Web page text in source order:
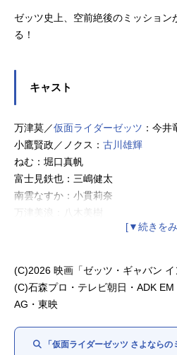
ゼッツ史上、空前絶後のミッショ
る！
キャスト
万津莫／仮面ライダーゼッツ ：今井
小鷹賢政／ノクス： 古川雄輝
ねむ：堀口真帆
富士見鉄也：三嶋健太
南雲なすか：小貫莉奈
万津美浪：八木美樹
シックス：平川結月
玖門宗馬／
仮面ライダー
夢現：曽野
ゼロ：川平慈英
ザ・レディ：美村里江
謎のバイカー：中本悠太
(C)2026 映画「ゼッツ・ギャバン
(C)石森プロ・テレビ朝日・ADK
AG・東映
「仮面ライダーゼッツ さよなら